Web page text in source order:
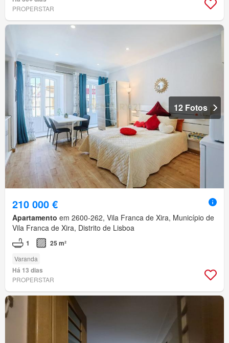
PROPERSTAR
12 Fotos
210 000 €
Apartamento em 2600-262, Vila Franca de Xira, Município de
Vila Franca de Xira, Distrito de Lisboa
1 25 m²
Varanda
Há 13 dias
PROPERSTAR